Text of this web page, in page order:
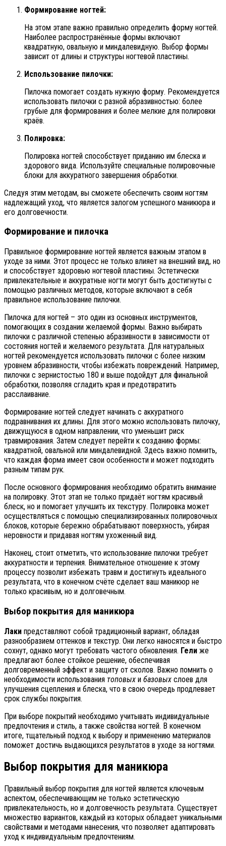
Формирование ногтей:
На этом этапе важно правильно определить форму ногтей.
Наиболее распространённые формы включают
квадратную, овальную и миндалевидную. Выбор формы
зависит от длины и структуры ногтевой пластины.
Использование пилочки:
Пилочка помогает создать нужную форму. Рекомендуется
использовать пилочки с разной абразивностью: более
грубые для формирования и более мелкие для полировки
краёв.
Полировка:
Полировка ногтей способствует приданию им блеска и
здорового вида. Используйте специальные полировочные
блоки для аккуратного завершения обработки.
Следуя этим методам, вы сможете обеспечить своим ногтям
надлежащий уход, что является залогом успешного маникюра и
его долговечности.
Формирование и пилочка
Правильное формирование ногтей является важным этапом в
уходе за ними. Этот процесс не только влияет на внешний вид, но
и способствует здоровью ногтевой пластины. Эстетически
привлекательные и аккуратные ногти могут быть достигнуты с
помощью различных методов, которые включают в себя
правильное использование пилочки.
Пилочка для ногтей – это один из основных инструментов,
помогающих в создании желаемой формы. Важно выбирать
пилочки с различной степенью абразивности в зависимости от
состояния ногтей и желаемого результата. Для натуральных
ногтей рекомендуется использовать пилочки с более низким
уровнем абразивности, чтобы избежать повреждений. Например,
пилочки с зернистостью 180 и выше подойдут для финальной
обработки, позволяя сгладить края и предотвратить
расслаивание.
Формирование ногтей следует начинать с аккуратного
подравнивания их длины. Для этого можно использовать пилочку,
движущуюся в одном направлении, что уменьшит риск
травмирования. Затем следует перейти к созданию формы:
квадратной, овальной или миндалевидной. Здесь важно помнить,
что каждая форма имеет свои особенности и может подходить
разным типам рук.
После основного формирования необходимо обратить внимание
на полировку. Этот этап не только придаёт ногтям красивый
блеск, но и помогает улучшить их текстуру. Полировка может
осуществляться с помощью специализированных полировочных
блоков, которые бережно обрабатывают поверхность, убирая
неровности и придавая ногтям ухоженный вид.
Наконец, стоит отметить, что использование пилочки требует
аккуратности и терпения. Внимательное отношение к этому
процессу позволит избежать травм и достигнуть идеального
результата, что в конечном счёте сделает ваш маникюр не
только красивым, но и долговечным.
Выбор покрытия для маникюра
Лаки представляют собой традиционный вариант, обладая
разнообразием оттенков и текстур. Они легко наносятся и быстро
сохнут, однако могут требовать частого обновления. Гели же
предлагают более стойкое решение, обеспечивая
долговременный эффект и защиту от сколов. Важно помнить о
необходимости использования топовых и базовых слоев для
улучшения сцепления и блеска, что в свою очередь продлевает
срок службы покрытия.
При выборе покрытий необходимо учитывать индивидуальные
предпочтения и стиль, а также свойства ногтей. В конечном
итоге, тщательный подход к выбору и применению материалов
поможет достичь выдающихся результатов в уходе за ногтями.
Выбор покрытия для маникюра
Правильный выбор покрытия для ногтей является ключевым
аспектом, обеспечивающим не только эстетическую
привлекательность, но и долговечность результата. Существует
множество вариантов, каждый из которых обладает уникальными
свойствами и методами нанесения, что позволяет адаптировать
уход к индивидуальным предпочтениям.